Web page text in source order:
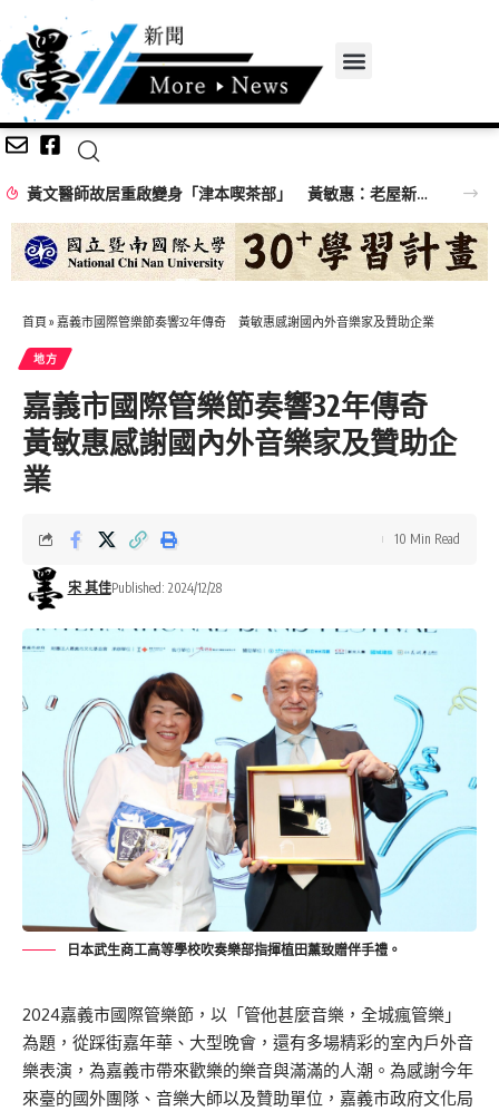
黃文醫師故居重啟變身「津本喫茶部」 黃敏惠：老屋新生再添木都亮點
首頁 » 嘉義市國際管樂節奏響32年傳奇 黃敏惠感謝國內外音樂家及贊助企業
地方
嘉義市國際管樂節奏響32年傳奇
黃敏惠感謝國內外音樂家及贊助企
業
宋 其佳Published: 2024/12/28
10 Min Read
日本武生商工高等學校吹奏樂部指揮植田薰致贈伴手禮。
2024嘉義市國際管樂節，以「管他甚麼音樂，全城瘋管樂」
為題，從踩街嘉年華、大型晚會，還有多場精彩的室內戶外音
樂表演，為嘉義市帶來歡樂的樂音與滿滿的人潮。為感謝今年
來臺的國外團隊、音樂大師以及贊助單位，嘉義市政府文化局